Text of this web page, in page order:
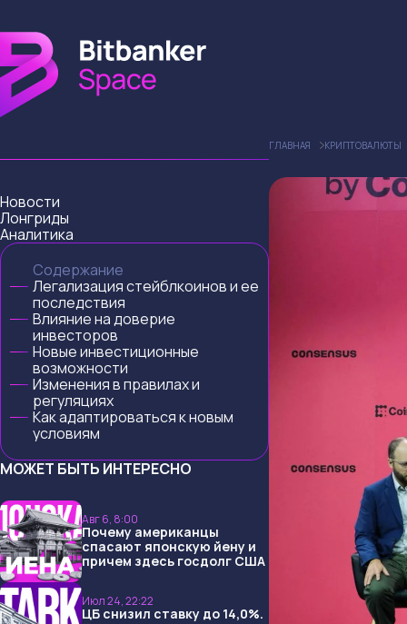
Новости
Лонгриды
Аналитика
Содержание
Легализация стейблкоинов и ее
последствия
Влияние на доверие
инвесторов
Новые инвестиционные
возможности
Изменения в правилах и
регуляциях
Как адаптироваться к новым
условиям
МОЖЕТ БЫТЬ ИНТЕРЕСНО
Авг 6, 8:00
Почему американцы
спасают японскую йену и
причем здесь госдолг США
Июл 24, 22:22
ЦБ снизил ставку до 14,0%.
ГЛАВНАЯ КРИПТОВАЛЮТЫ